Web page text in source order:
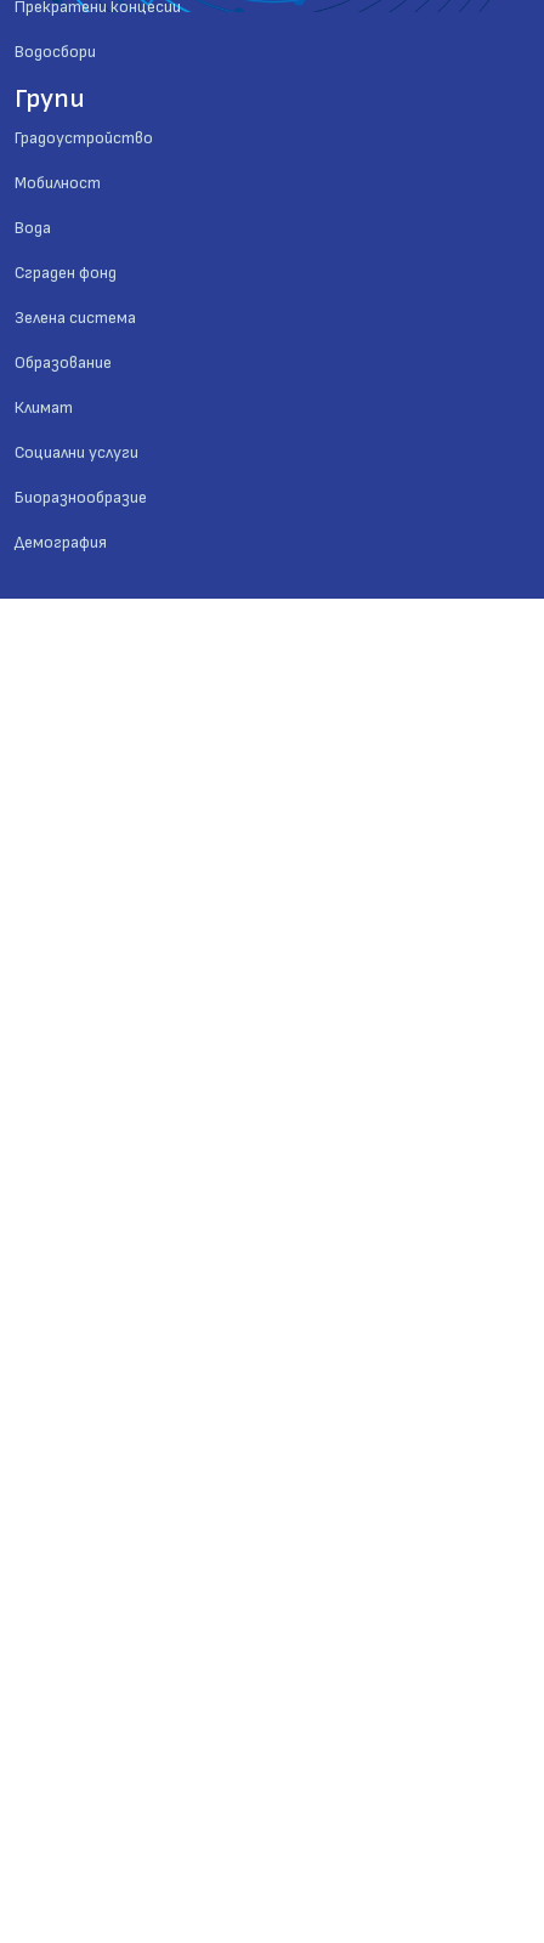
Прекратени концесии
Водосбори
Групи
Градоустройство
Мобилност
Вода
Сграден фонд
Зелена система
Образование
Климат
Социални услуги
Биоразнообразие
Демография